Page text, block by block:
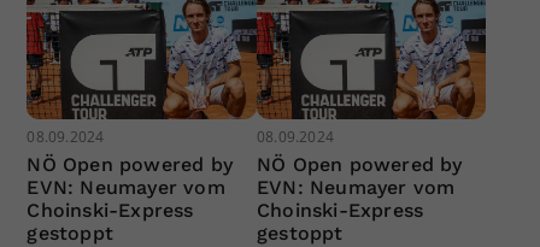
08.09.2024
NÖ Open powered by
EVN: Neumayer vom
Choinski-Express
gestoppt
08.09.2024
NÖ Open powered by
EVN: Neumayer vom
Choinski-Express
gestoppt